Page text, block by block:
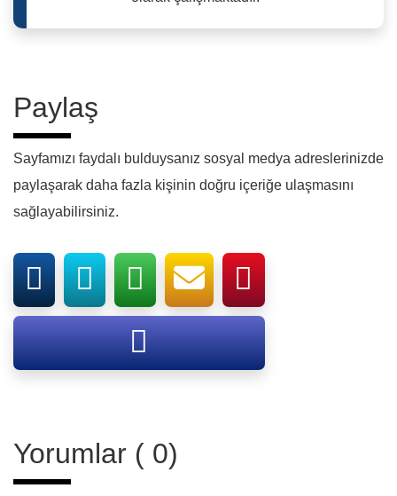
Paylaş
Sayfamızı faydalı bulduysanız sosyal medya adreslerinizde
paylaşarak daha fazla kişinin doğru içeriğe ulaşmasını
sağlayabilirsiniz.
Yorumlar ( 0)